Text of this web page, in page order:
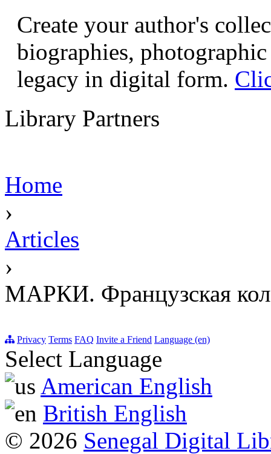
Create your author's
biographies,
legacy in digital form.
Library Partners
Home
›
Articles
›
МАРКИ. Французская
Privacy Terms FAQ Invite a Friend Language (en)
Select Language
American English
British English
© 2026 Senegal Digital